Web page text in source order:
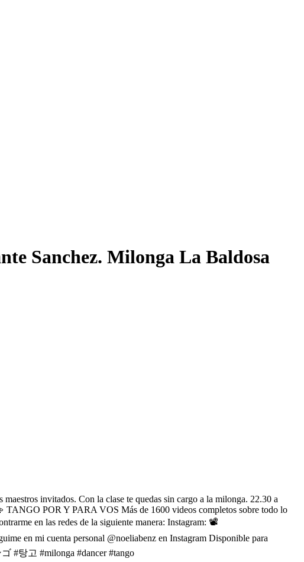
Sanchez. Milonga La Baldosa
invitados. Con la clase te quedas sin cargo a la milonga. 22.30 a
TANGO POR Y PARA VOS Más de 1600 videos completos sobre todo lo
en las redes de la siguiente manera: Instagram: 📽️
en mi cuenta personal @noeliabenz en Instagram Disponible para
#탕고 #milonga #dancer #tango